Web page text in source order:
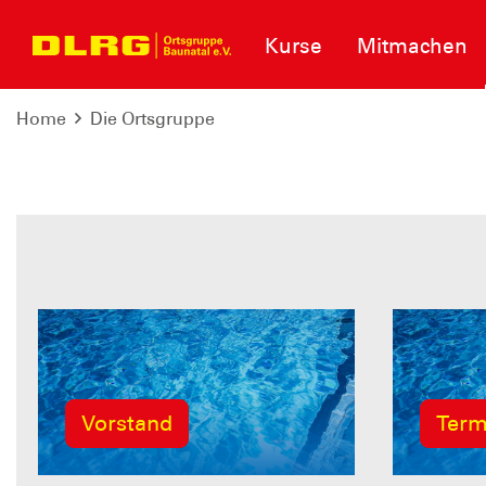
Kurse Mitmachen
Home Die Ortsgruppe
Vorstand